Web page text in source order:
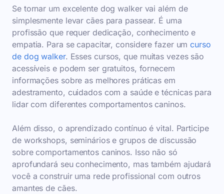
Se tornar um excelente dog walker vai além de
simplesmente levar cães para passear. É uma
profissão que requer dedicação, conhecimento e
empatia. Para se capacitar, considere fazer umcurso
de dog walker. Esses cursos, que muitas vezes são
acessíveis e podem ser gratuitos, fornecem
informações sobre as melhores práticas em
adestramento, cuidados com a saúde e técnicas para
lidar com diferentes comportamentos caninos.
Além disso, o aprendizado contínuo é vital. Participe
de workshops, seminários e grupos de discussão
sobre comportamentos caninos. Isso não só
aprofundará seu conhecimento, mas também ajudará
você a construir uma rede profissional com outros
amantes de cães.